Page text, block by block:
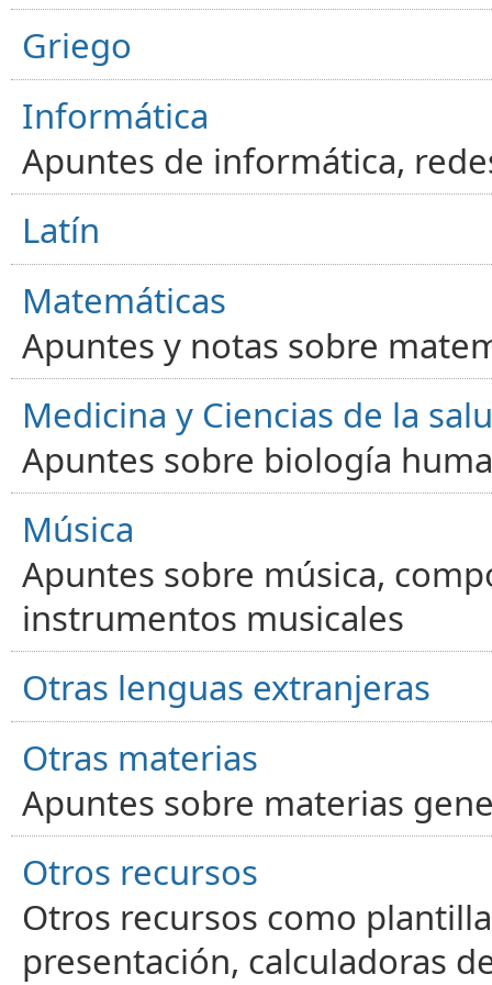
Griego
Informática
Apuntes de informática,
Latín
Matemáticas
Apuntes y notas sobre
Medicina y Ciencias de la
Apuntes sobre biología
Música
Apuntes sobre música,
instrumentos musicales
Otras lenguas extranjeras
Otras materias
Apuntes sobre materias
Otros recursos
Otros recursos como
presentación, calculadoras